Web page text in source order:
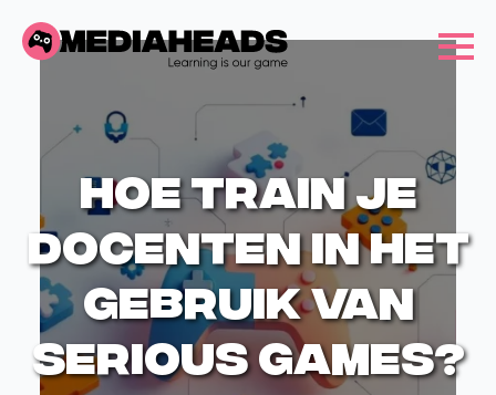
Hoe train je
docenten in het
gebruik van
serious games?